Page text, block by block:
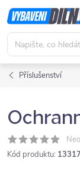
Přejít
na
obsah
Příslušenství
Kód produktu: